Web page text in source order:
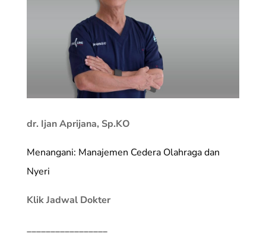
dr. Ijan Aprijana, Sp.KO
Menangani: Manajemen Cedera Olahraga dan
Nyeri
Klik Jadwal Dokter
_________________